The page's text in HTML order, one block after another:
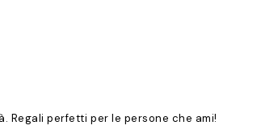
Regali perfetti per le persone che ami!